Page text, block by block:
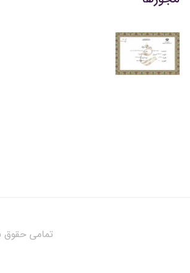
تمامی حقوق